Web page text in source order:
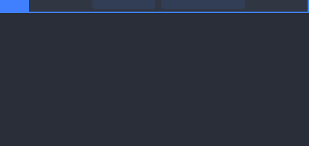
Обратная связь
Условия и правила
Политика конфиденциальности